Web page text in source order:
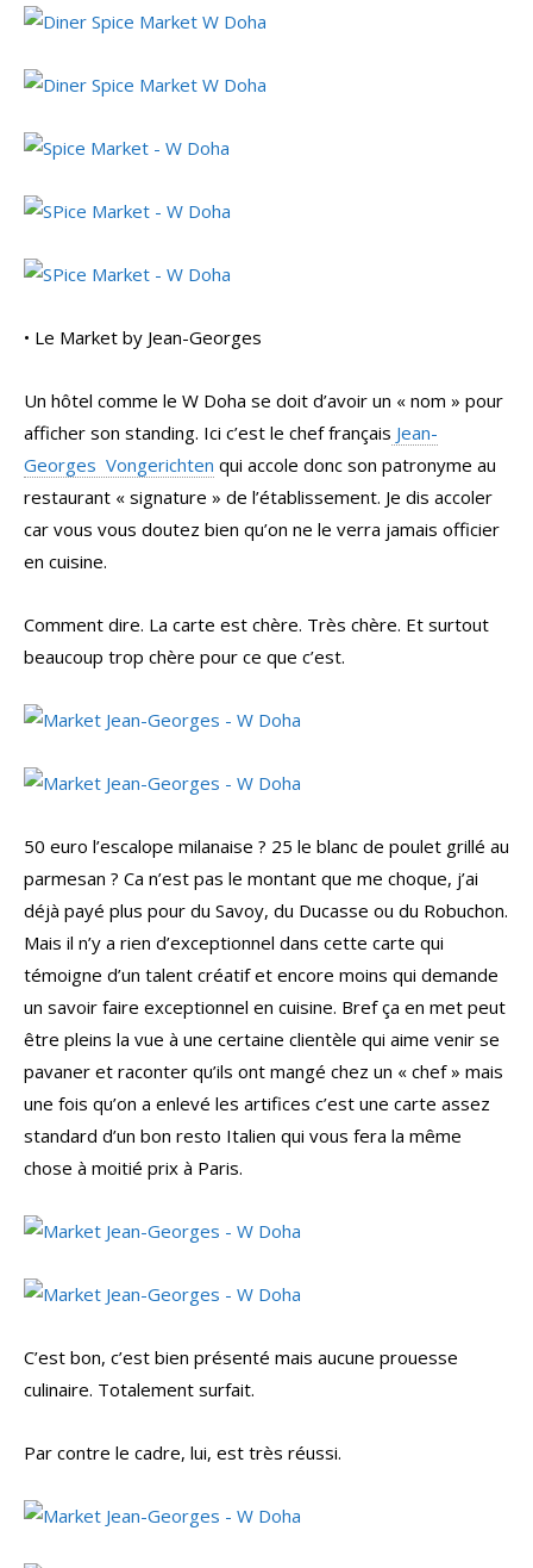
• Le Market by Jean-Georges
Un hôtel comme le W Doha se doit d’avoir un « nom » pour
afficher son standing. Ici c’est le chef français Jean-
Georges Vongerichten qui accole donc son patronyme au
restaurant « signature » de l’établissement. Je dis accoler
car vous vous doutez bien qu’on ne le verra jamais officier
en cuisine.
Comment dire. La carte est chère. Très chère. Et surtout
beaucoup trop chère pour ce que c’est.
50 euro l’escalope milanaise ? 25 le blanc de poulet grillé au
parmesan ? Ca n’est pas le montant que me choque, j’ai
déjà payé plus pour du Savoy, du Ducasse ou du Robuchon.
Mais il n’y a rien d’exceptionnel dans cette carte qui
témoigne d’un talent créatif et encore moins qui demande
un savoir faire exceptionnel en cuisine. Bref ça en met peut
être pleins la vue à une certaine clientèle qui aime venir se
pavaner et raconter qu’ils ont mangé chez un « chef » mais
une fois qu’on a enlevé les artifices c’est une carte assez
standard d’un bon resto Italien qui vous fera la même
chose à moitié prix à Paris.
C’est bon, c’est bien présenté mais aucune prouesse
culinaire. Totalement surfait.
Par contre le cadre, lui, est très réussi.